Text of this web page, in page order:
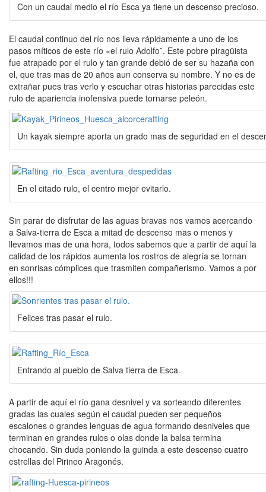
Con un caudal medio el río Esca ya tiene un descenso precioso.
El caudal continuo del río nos lleva rápidamente a uno de los
pasos míticos de este río «el rulo Adolfo¨. Este pobre piragüista
fue atrapado por el rulo y tan grande debió de ser su hazaña con
el, que tras mas de 20 años aun conserva su nombre. Y no es de
extrañar pues tras verlo y escuchar otras historias parecidas este
rulo de apariencia inofensiva puede tornarse peleón.
Un kayak siempre aporta un grado mas de seguridad en el
En el citado rulo, el centro mejor evitarlo.
Sin parar de disfrutar de las aguas bravas nos vamos acercando
a Salva-tierra de Esca a mitad de descenso mas o menos y
llevamos mas de una hora, todos sabemos que a partir de aquí la
calidad de los rápidos aumenta los rostros de alegría se tornan
en sonrisas cómplices que trasmiten compañerismo. Vamos a por
ellos!!!
Felices tras pasar el rulo.
Entrando al pueblo de Salva tierra de Esca.
A partir de aquí el río gana desnivel y va sorteando diferentes
gradas las cuales según el caudal pueden ser pequeños
escalones o grandes lenguas de agua formando desniveles que
terminan en grandes rulos o olas donde la balsa termina
chocando. Sin duda poniendo la guinda a este descenso cuatro
estrellas del Pirineo Aragonés.